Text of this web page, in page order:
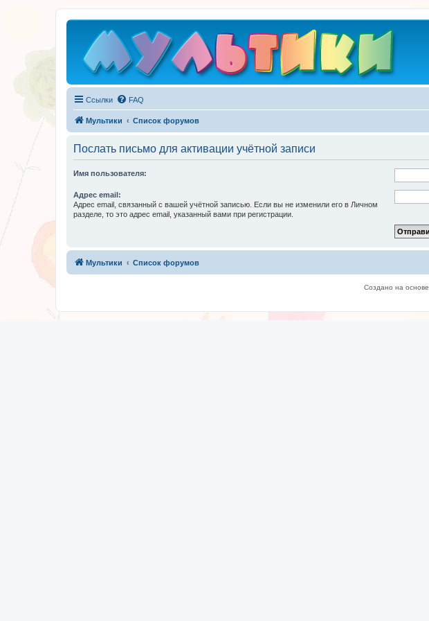
Ссылки FAQ
Мультики Список форумов
Послать письмо для активации учётной записи
Имя пользователя:
Адрес email:
Адрес email, связанный с вашей учётной записью. Если вы не изменили его в Личном
разделе, то это адрес email, указанный вами при регистрации.
Мультики Список форумов
Создано на основе